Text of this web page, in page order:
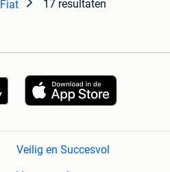
Fiat 17 resultaten
Veilig en Succesvol